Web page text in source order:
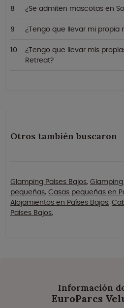
¿Se admiten mascotas en
¿Tengo que llevar mi propia
¿Tengo que llevar mis
Retreat?
Otros también buscaron
Glamping Países Bajos,
pequeñas, Casas pequeñas en
Alojamientos en Países Bajos,
Países Bajos,
Información
EuroParcs